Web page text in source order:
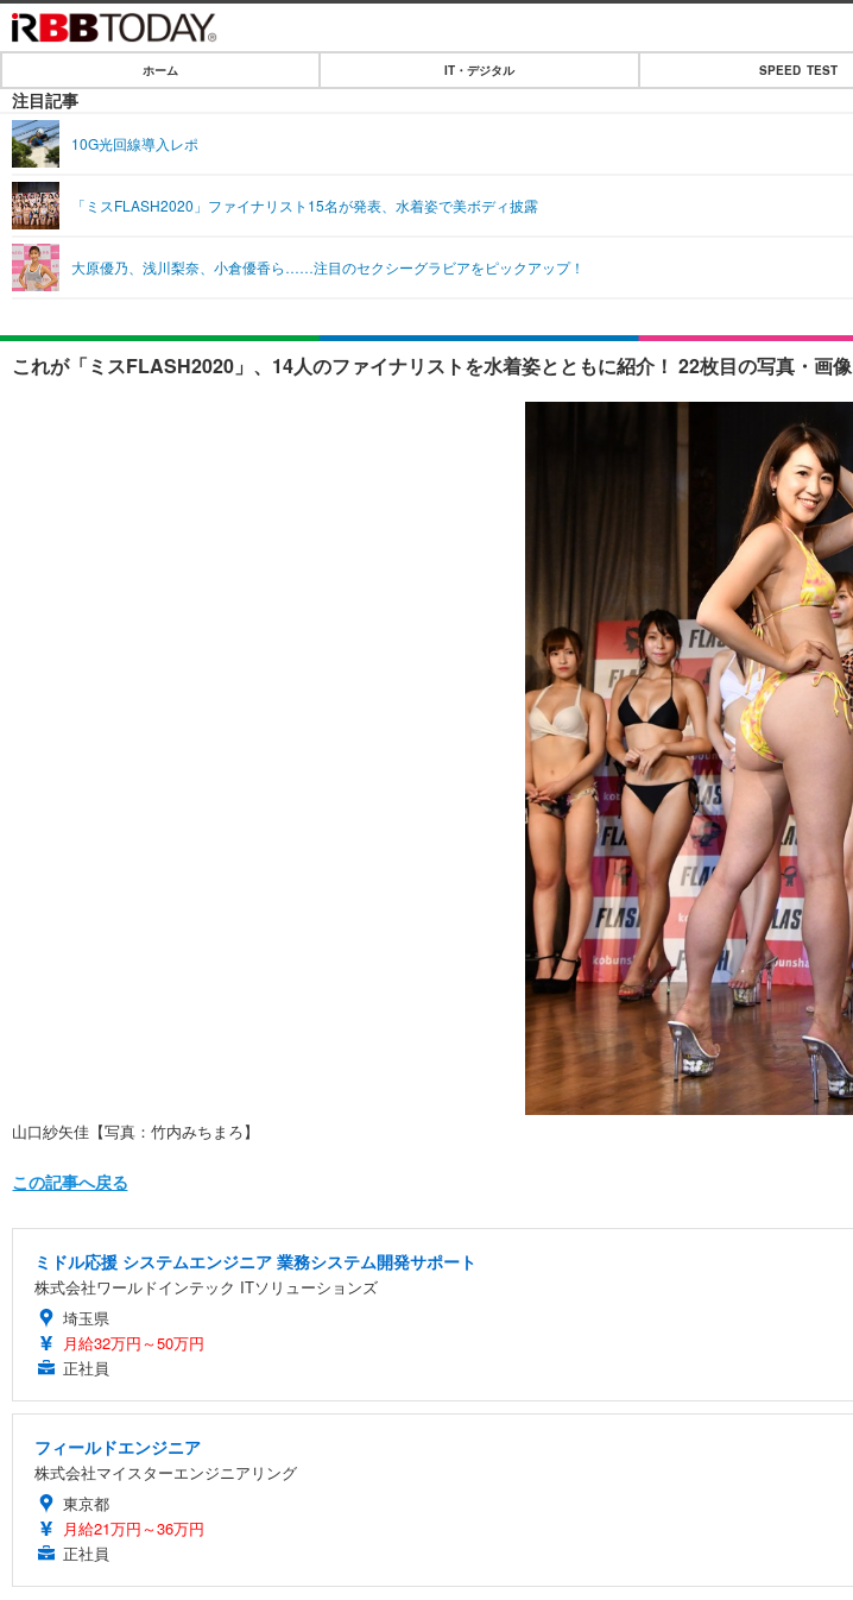
IT・デジタル
ショッピング
SPEED TEST
エンタメ
エンタメTOP
音楽
ライフ
ライフTOP
ペット
リリース一覧
ホーム IT・デジタル SPEED TEST
注目記事
10G光回線導入レポ
「ミスFLASH2020」ファイナリスト15名が発表、水着姿で美ボディ披露
大原優乃、浅川梨奈、小倉優香ら……注目のセクシーグラビアをピックアップ！
これが「ミスFLASH2020」、14人のファイナリストを水着姿とともに紹介！ 22枚目の写真・画像
山口紗矢佳【写真：竹内みちまろ】
この記事へ戻る
ミドル応援 システムエンジニア 業務システム開発サポート
株式会社ワールドインテック ITソリューションズ
埼玉県
月給32万円～50万円
正社員
フィールドエンジニア
株式会社マイスターエンジニアリング
東京都
月給21万円～36万円
正社員